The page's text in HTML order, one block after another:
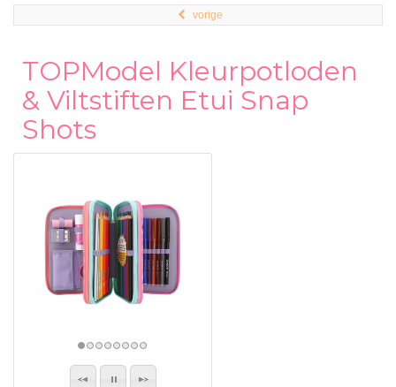
vorige
TOPModel Kleurpotloden
& Viltstiften Etui Snap
Shots